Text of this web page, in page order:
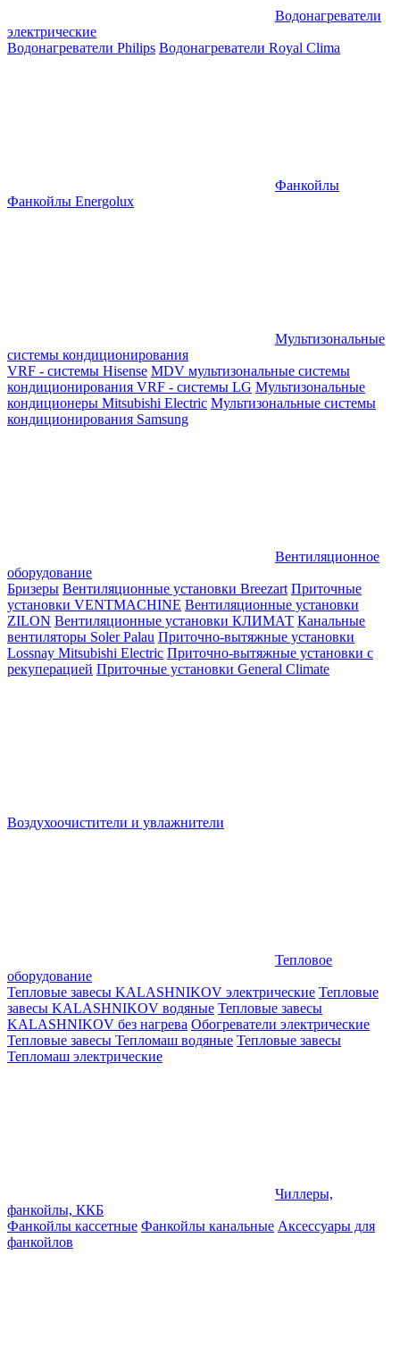
Водонагреватели
электрические
Водонагреватели Philips Водонагреватели Royal Clima
Фанкойлы
Фанкойлы Energolux
Мультизональные
системы кондиционирования
VRF - системы Hisense MDV мультизональные системы
кондиционирования VRF - системы LG Мультизональные
кондиционеры Mitsubishi Electric Мультизональные системы
кондиционирования Samsung
Вентиляционное
оборудование
Бризеры Вентиляционные установки Breezart Приточные
установки VENTMACHINE Вентиляционные установки
ZILON Вентиляционные установки КЛИМАТ Канальные
вентиляторы Soler Palau Приточно-вытяжные установки
Lossnay Mitsubishi Electric Приточно-вытяжные установки с
рекуперацией Приточные установки General Climate
Воздухоочистители и увлажнители
Тепловое
оборудование
Тепловые завесы KALASHNIKOV электрические Тепловые
завесы KALASHNIKOV водяные Тепловые завесы
KALASHNIKOV без нагрева Обогреватели электрические
Тепловые завесы Тепломаш водяные Тепловые завесы
Тепломаш электрические
Чиллеры,
фанкойлы, ККБ
Фанкойлы кассетные Фанкойлы канальные Аксессуары для
фанкойлов